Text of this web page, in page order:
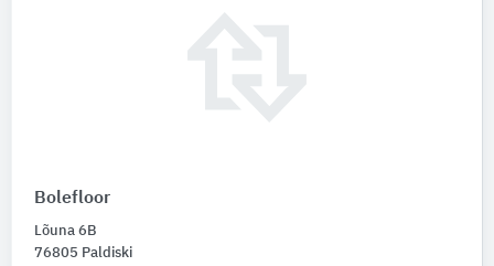
Bolefloor
Lõuna 6B
76805 Paldiski